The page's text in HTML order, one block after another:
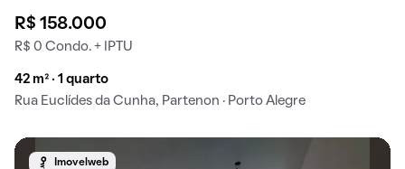
R$ 158.000
R$ 0 Condo. + IPTU
42 m² · 1 quarto
Rua Euclídes da Cunha, Partenon · Porto Alegre
Imovelweb